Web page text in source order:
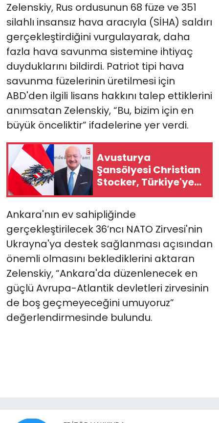
Zelenskiy, Rus ordusunun 68 füze ve 351
silahlı insansız hava aracıyla (SİHA) saldırı
gerçekleştirdiğini vurgulayarak, daha
fazla hava savunma sistemine ihtiyaç
duyduklarını bildirdi. Patriot tipi hava
savunma füzelerinin üretilmesi için
ABD'den ilgili lisans hakkını talep ettiklerini
anımsatan Zelenskiy, “Bu, bizim için en
büyük önceliktir” ifadelerine yer verdi.
Avusturya
Şansölyesi Christian
Stocker, Türkiye'ye
geliyor
Ankara'nın ev sahipliğinde
gerçekleştirilecek 36’ncı ⁠NATO Zirvesi'nin
Ukrayna'ya destek sağlanması açısından
önemli olmasını beklediklerini aktaran
Zelenskiy, “Ankara'da düzenlenecek en
güçlü Avrupa-Atlantik devletleri zirvesinin
de boş geçmeyeceğini umuyoruz”
değerlendirmesinde bulundu.